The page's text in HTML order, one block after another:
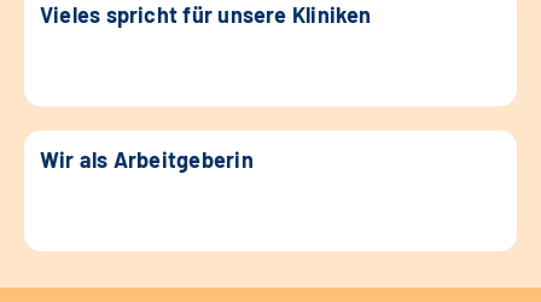
Vieles spricht für unsere Kliniken
Wir als Arbeitgeberin